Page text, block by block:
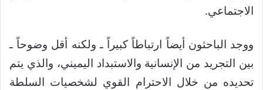
الاجتماعي.
ووجد الباحثون أيضاً ارتباطاً كبيراً ـ ولكنه أقل وضوحاً ـ
بين التجريد من الإنسانية والاستبداد اليميني، والذي يتم
تحديده من خلال الاحترام القوي لشخصيات السلطة